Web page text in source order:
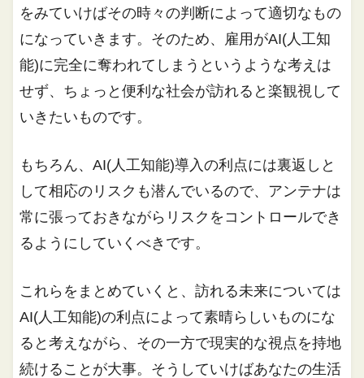
をみていけばその時々の判断によって適切なもの
になっていきます。そのため、雇用がAI(人工知
能)に完全に奪われてしまうというような考えは
せず、ちょっと便利な社会が訪れると楽観視して
いきたいものです。
もちろん、AI(人工知能)導入の利点には裏返しと
して相応のリスクも潜んでいるので、アンテナは
常に張っておきながらリスクをコントロールでき
るようにしていくべきです。
これらをまとめていくと、訪れる未来については
AI(人工知能)の利点によって素晴らしいものにな
ると考えながら、その一方で現実的な視点を持地
続けることが大事。そうしていけばあなたの生活